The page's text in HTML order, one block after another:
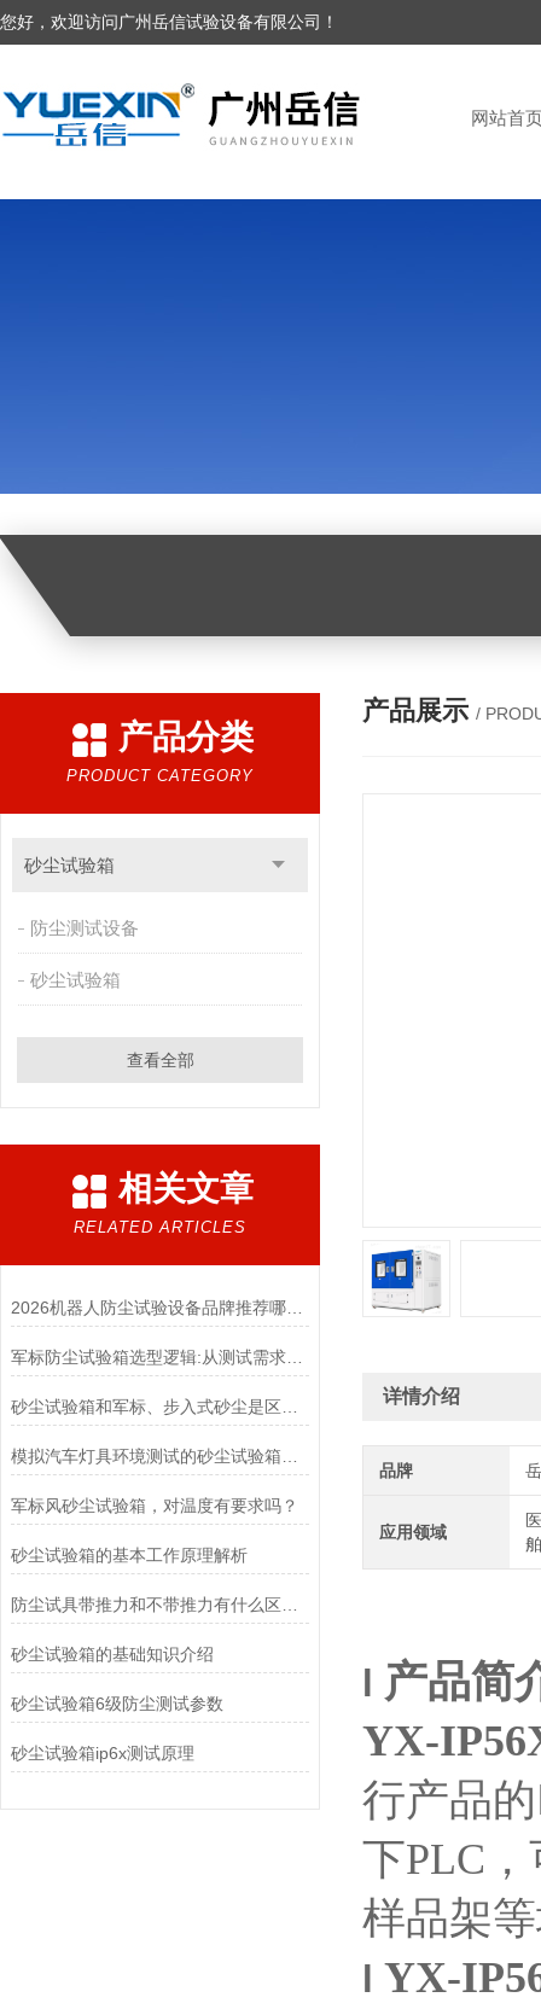
您好，欢迎访问广州岳信试验设备有限公司！
网站首
产品分类
PRODUCT CATEGORY
砂尘试验箱
防尘测试设备
砂尘试验箱
查看全部
相关文章
RELATED ARTICLES
2026机器人防尘试验设备品牌推荐哪家更靠谱
军标防尘试验箱选型逻辑:从测试需求到设备匹配
军标风砂尘试验箱，对温度有要求吗？
砂尘试验箱的基本工作原理解析
砂尘试验箱的基础知识介绍
砂尘试验箱6级防尘测试参数
砂尘试验箱ip6x测试原理
产品展示 /
详情介绍
品牌
应用领域
产品简
YX-
行产品的
下PLC
样品架
YX-